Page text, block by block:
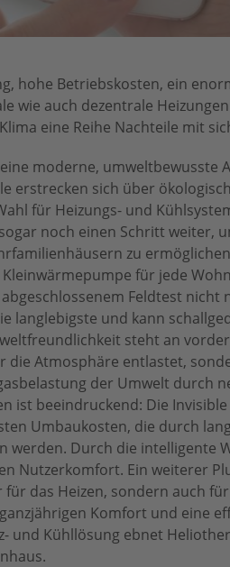
hohe Betriebskosten, ein
wie auch dezentrale
eine Reihe Nachteile mit
moderne, umweltbewusste
erstrecken sich über
für Heizungs- und
noch einen Schritt weiter,
zu
für jede
Feldtest
langlebigste und kann
steht an
die Atmosphäre entlastet,
der Umwelt durch
ist beeindruckend: Die
Umbaukosten, die durch
werden. Durch die intelligente
Nutzerkomfort. Ein weiterer
das Heizen, sondern auch
Komfort und eine
und Kühllösung ebnet